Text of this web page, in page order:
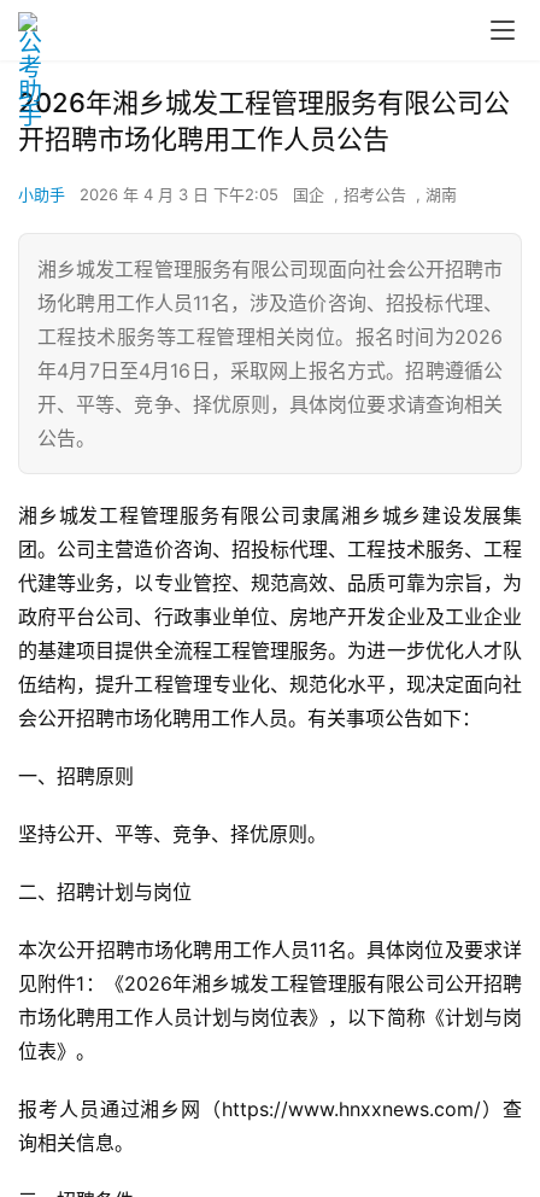
2026年湘乡城发工程管理服务有限公司公
开招聘市场化聘用工作人员公告
小助手 2026 年 4 月 3 日 下午2:05 国企 , 招考公告 , 湖南
湘乡城发工程管理服务有限公司现面向社会公开招聘市
场化聘用工作人员11名，涉及造价咨询、招投标代理、
工程技术服务等工程管理相关岗位。报名时间为2026
年4月7日至4月16日，采取网上报名方式。招聘遵循公
开、平等、竞争、择优原则，具体岗位要求请查询相关
公告。
湘乡城发工程管理服务有限公司隶属湘乡城乡建设发展集
团。公司主营造价咨询、招投标代理、工程技术服务、工程
代建等业务，以专业管控、规范高效、品质可靠为宗旨，为
政府平台公司、行政事业单位、房地产开发企业及工业企业
的基建项目提供全流程工程管理服务。为进一步优化人才队
伍结构，提升工程管理专业化、规范化水平，现决定面向社
会公开招聘市场化聘用工作人员。有关事项公告如下：
一、招聘原则
坚持公开、平等、竞争、择优原则。
二、招聘计划与岗位
本次公开招聘市场化聘用工作人员11名。具体岗位及要求详
见附件1：《2026年湘乡城发工程管理服有限公司公开招聘
市场化聘用工作人员计划与岗位表》，以下简称《计划与岗
位表》。
报考人员通过湘乡网（https://www.hnxxnews.com/）查
询相关信息。